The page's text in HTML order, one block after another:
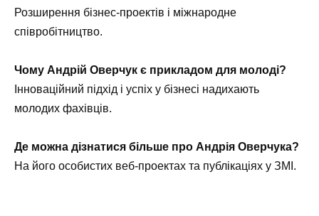
Розширення бізнес-проектів і міжнародне
співробітництво.
Чому Андрій Оверчук є прикладом для молоді?
Інноваційний підхід і успіх у бізнесі надихають
молодих фахівців.
Де можна дізнатися більше про Андрія Оверчука?
На його особистих веб-проектах та публікаціях у ЗМІ.